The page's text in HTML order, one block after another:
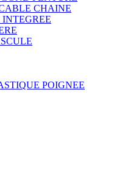
CHAINE
POIGNEE